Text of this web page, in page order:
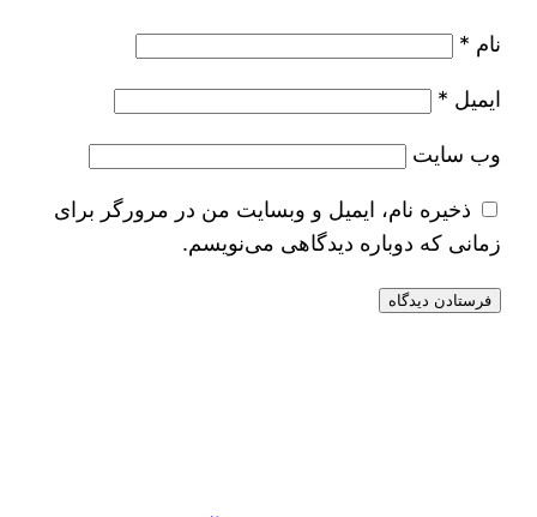
نام *
ایمیل *
وب‌ سایت
ذخیره نام، ایمیل و وبسایت من در مرورگر برای
زمانی که دوباره دیدگاهی می‌نویسم.